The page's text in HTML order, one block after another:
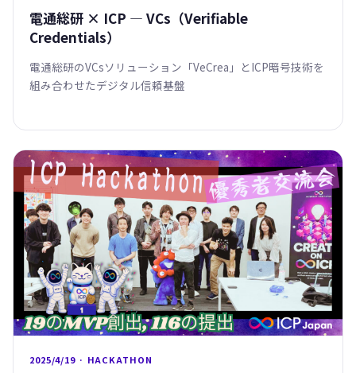
電通総研 × ICP — VCs（Verifiable
Credentials）
電通総研のVCsソリューション「VeCrea」とICP暗号技術を
組み合わせたデジタル信頼基盤
2025/4/19 · HACKATHON